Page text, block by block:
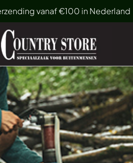
vanaf €100 in Nederland